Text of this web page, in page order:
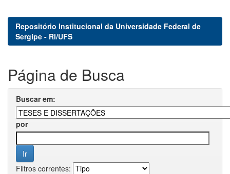
Repositório Institucional da Universidade Federal de
Sergipe - RI/UFS
Página de Busca
Buscar em:
por
Filtros correntes: